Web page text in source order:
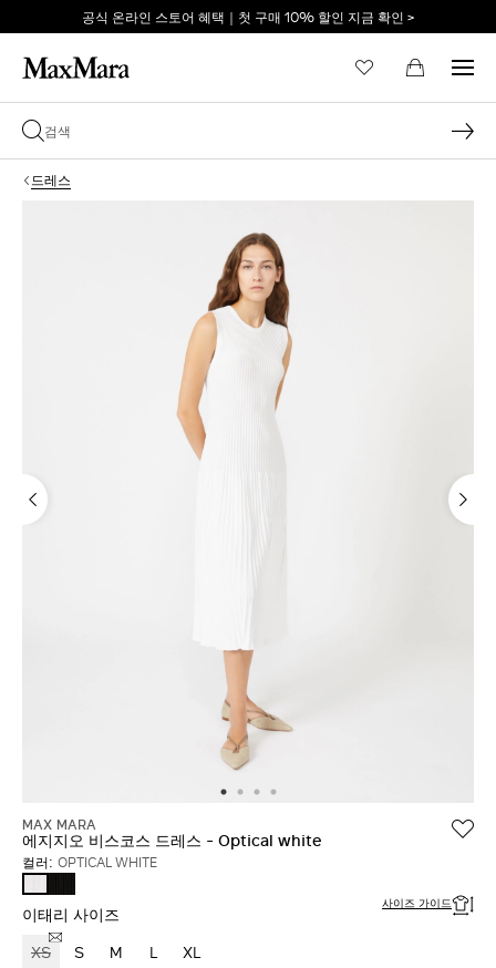
공식 온라인 스토어 혜택｜첫 구매 10% 할인 지금 확인 >
드레스
MAX MARA
에지지오 비스코스 드레스 - Optical white
컬러: OPTICAL WHITE
WHITE
이태리 사이즈 사이즈 가이드
XS S M L
XL
비밀번호를 잊어버리셨습니까?
막스마라의 세계로 당신